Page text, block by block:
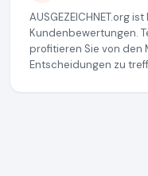
AUSGEZEICHNET.org
Kundenbewertungen.
profitieren Sie von den
Entscheidungen zu